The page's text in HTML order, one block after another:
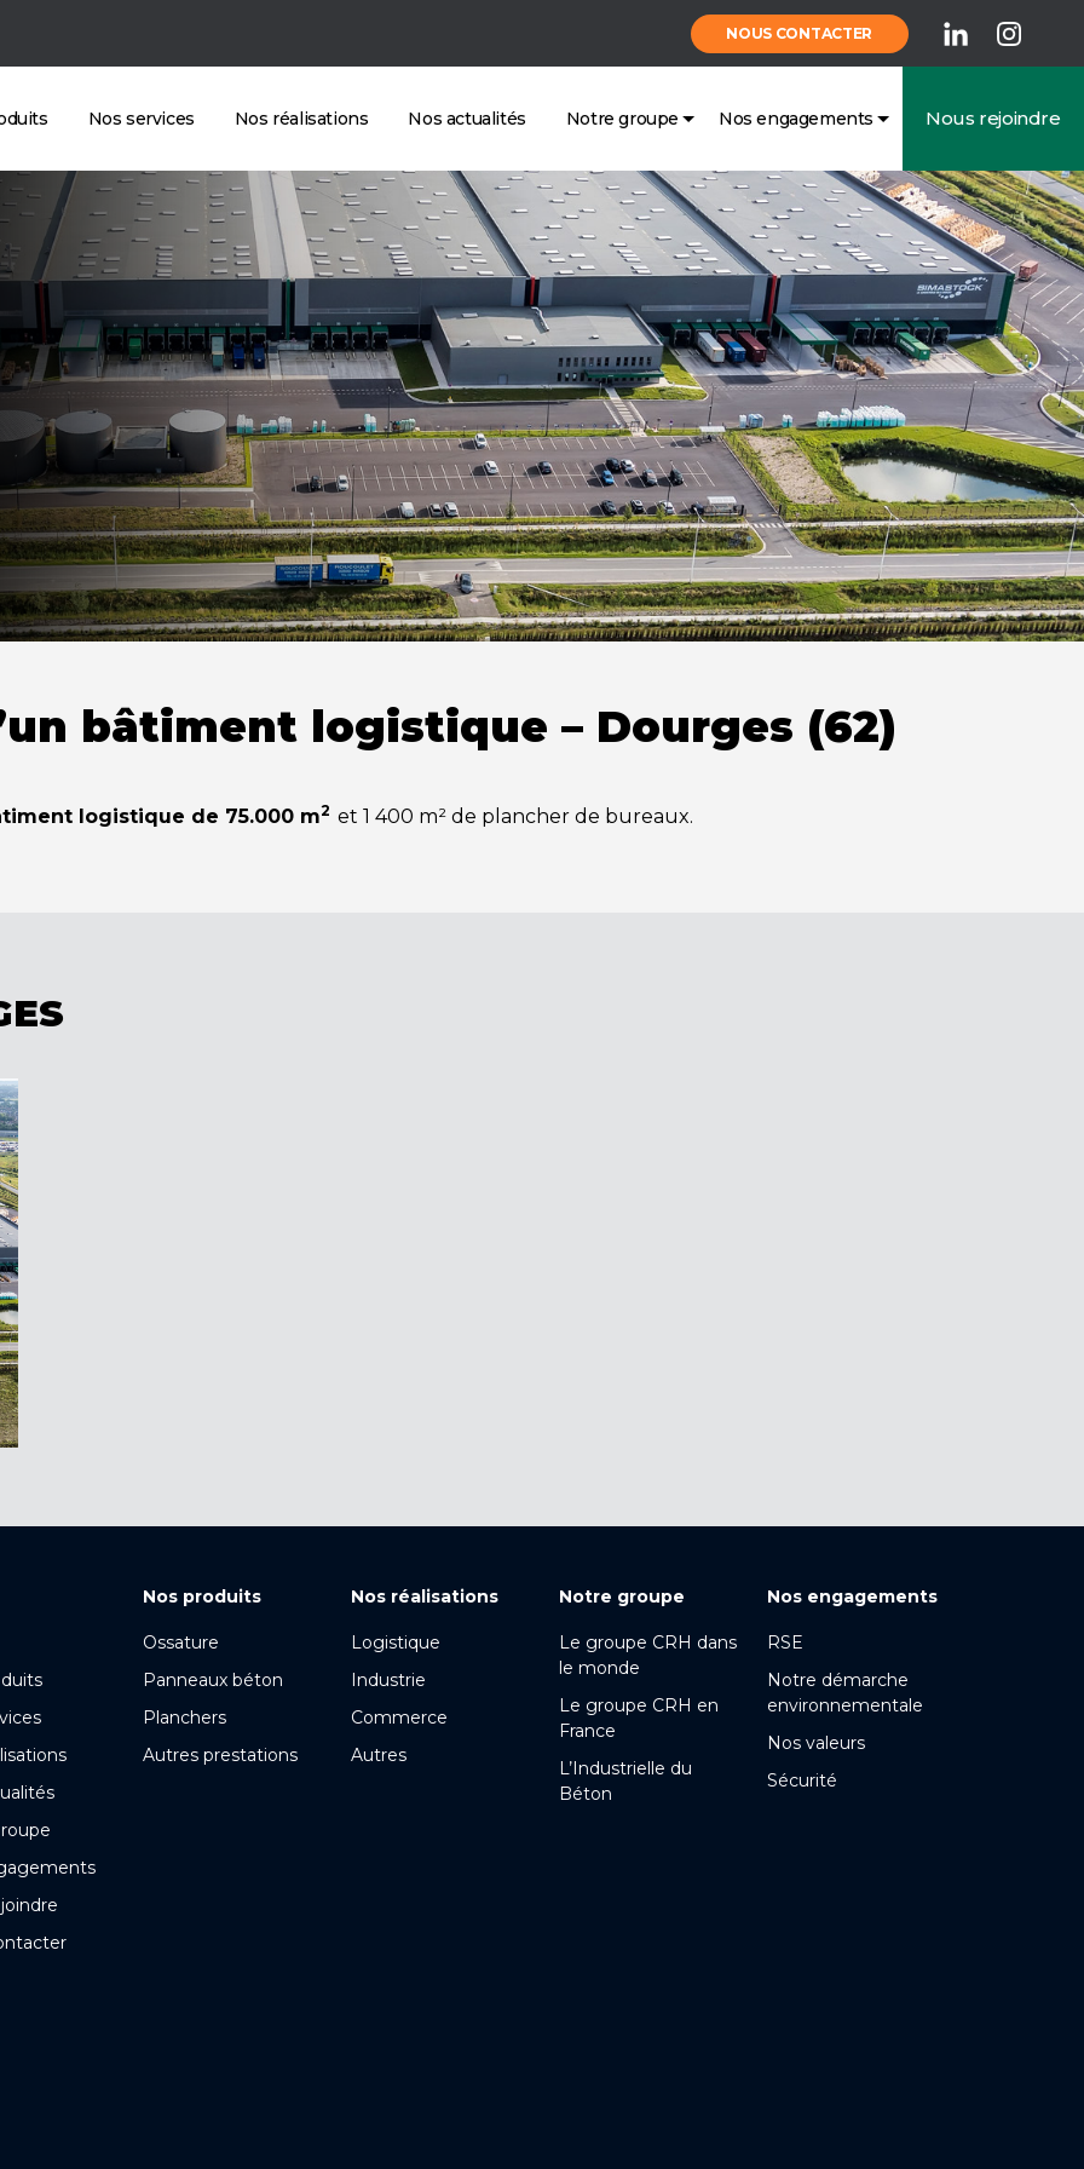
NOUS CONTACTER
Nos services Nos réalisations Nos actualités Notre groupe Nos engagements Nous rejoindre
bâtiment logistique – Dourges (62)
logistique de 75.000 m2 et 1 400 m² de plancher de bureaux.
Nos produits
Ossature
Panneaux béton
Planchers
Autres prestations
Nos réalisations
Logistique
Industrie
Commerce
Autres
Notre groupe
Le groupe CRH dans
le monde
Le groupe CRH en
France
L’Industrielle du
Béton
Nos engagements
RSE
Notre démarche
environnementale
Nos valeurs
Sécurité